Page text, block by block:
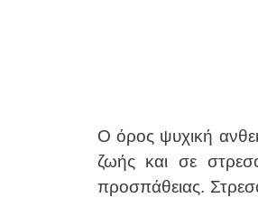
Ο όρος ψυχική
ζωής και σε
προσπάθειας.